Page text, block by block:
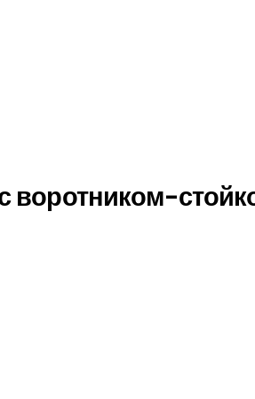
воротником-